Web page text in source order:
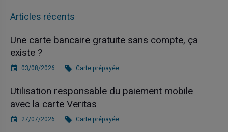
Articles récents
Une carte bancaire gratuite sans compte, ça
existe ?
03/08/2026 Carte prépayée
Utilisation responsable du paiement mobile
avec la carte Veritas
27/07/2026 Carte prépayée